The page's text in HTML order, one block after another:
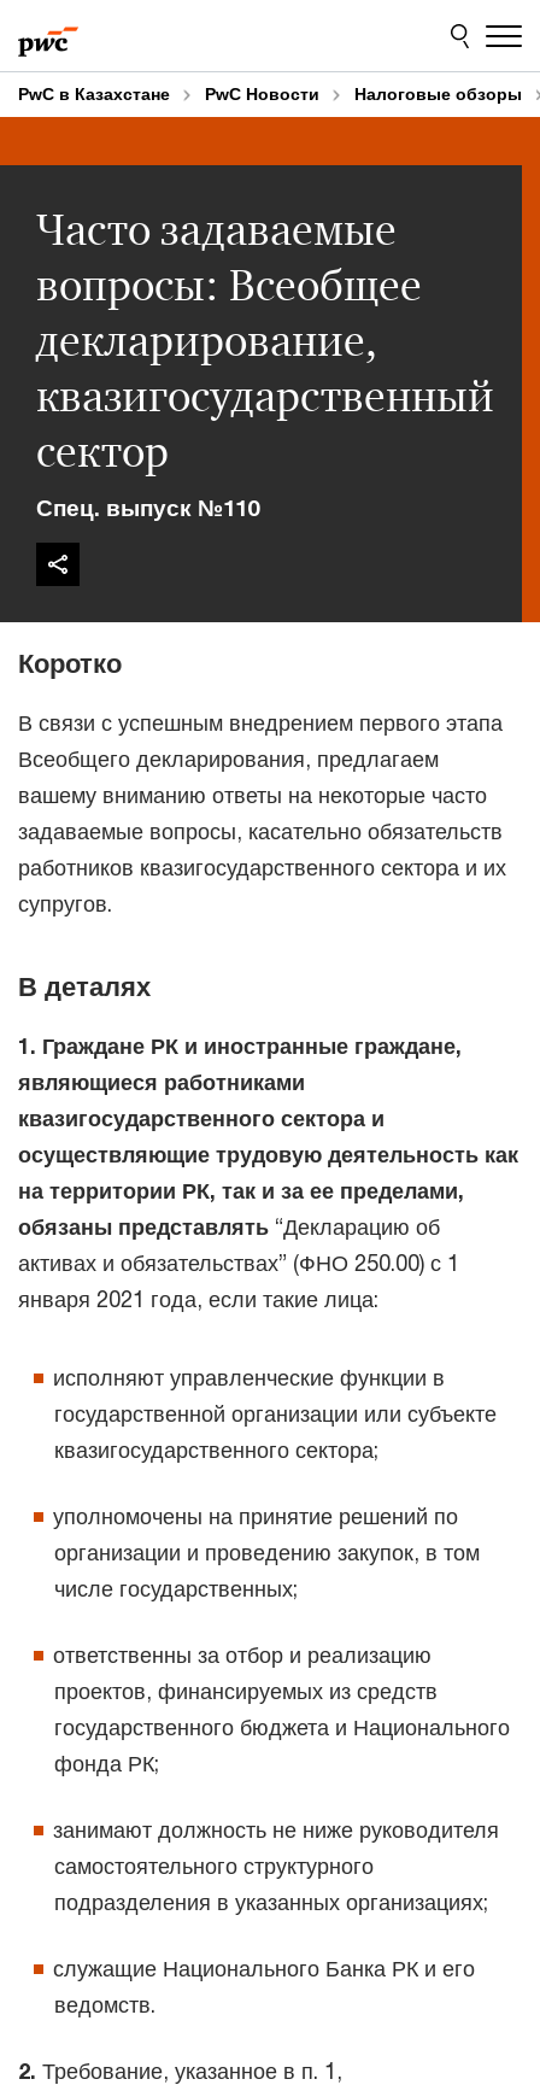
to
content
to
footer
PwC в Казахстане PwC Новости Налоговые обзоры
Часто задаваемые
вопросы: Всеобщее
декларирование,
квазигосударственный
сектор
Спец. выпуск №110
Коротко
В связи с успешным внедрением первого этапа
Всеобщего декларирования, предлагаем
вашему вниманию ответы на некоторые часто
задаваемые вопросы, касательно обязательств
работников квазигосударственного сектора и их
супругов.
В деталях
1. Граждане РК и иностранные граждане,
являющиеся работниками
квазигосударственного сектора и
осуществляющие трудовую деятельность как
на территории РК, так и за ее пределами,
обязаны представлять “Декларацию об
активах и обязательствах” (ФНО 250.00) с 1
января 2021 года, если такие лица:
исполняют управленческие функции в
государственной организации или субъекте
квазигосударственного сектора;
уполномочены на принятие решений по
организации и проведению закупок, в том
числе государственных;
ответственны за отбор и реализацию
проектов, финансируемых из средств
государственного бюджета и Национального
фонда РК;
занимают должность не ниже руководителя
самостоятельного структурного
подразделения в указанных организациях;
служащие Национального Банка РК и его
ведомств.
2. Требование, указанное в п. 1,